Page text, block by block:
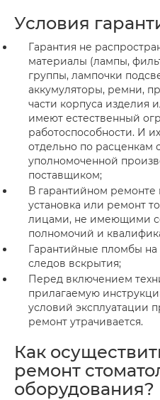
Условия
Гарантия не
материалы (лампы,
группы, лампочки
аккумуляторы, ремни,
части корпуса изделия
имеют естественный
работоспособности. И
отдельно по расценкам
уполномоченной
поставщиком;
В гарантийном ремонте
установка или ремонт
лицами, не имеющими
полномочий и
Гарантийные пломбы
следов вскрытия;
Перед включением
прилагаемую
условий эксплуатации
ремонт утрачивается.
Как
ремонт
оборудования?